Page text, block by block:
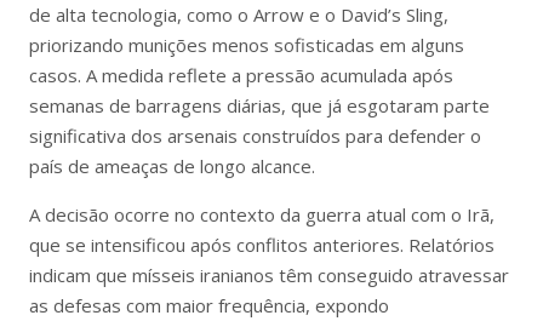
de alta tecnologia, como o Arrow e o David’s Sling,
priorizando munições menos sofisticadas em alguns
casos. A medida reflete a pressão acumulada após
semanas de barragens diárias, que já esgotaram parte
significativa dos arsenais construídos para defender o
país de ameaças de longo alcance.
A decisão ocorre no contexto da guerra atual com o Irã,
que se intensificou após conflitos anteriores. Relatórios
indicam que mísseis iranianos têm conseguido atravessar
as defesas com maior frequência, expondo